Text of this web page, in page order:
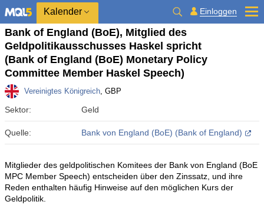
Kalender Einloggen
Bank of England (BoE), Mitglied des
Geldpolitikausschusses Haskel spricht
(Bank of England (BoE) Monetary Policy
Committee Member Haskel Speech)
Vereinigtes Königreich, GBP
Sektor: Geld
Quelle: Bank von England (BoE) (Bank of England)
Mitglieder des geldpolitischen Komitees der Bank von England (BoE
MPC Member Speech) entscheiden über den Zinssatz, und ihre
Reden enthalten häufig Hinweise auf den möglichen Kurs der
Geldpolitik.